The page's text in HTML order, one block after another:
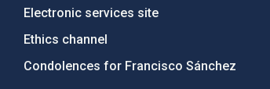
Electronic services site
Ethics channel
Condolences for Francisco Sánchez